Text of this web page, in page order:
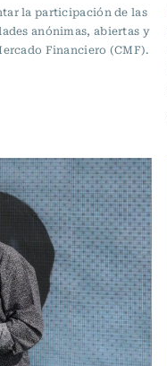
la participación de las
anónimas, abiertas y
Financiero (CMF).